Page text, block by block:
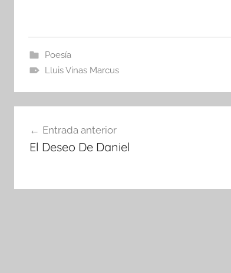
Poesía
Lluis Vinas Marcus
de
Entrada anterior
El Deseo De Daniel